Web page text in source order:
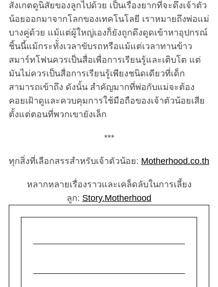
สังเกตดูนิสัยของลูกไปด้วย เป็นเรื่องยากที่จะดึงเจ้าตัว
น้อยออกมาจากโลกของเทคโนโลยี เราหมายถึงพ่อแม่
บางคู่ด้วย แม้แต่ผู้ใหญ่เองก็ยังถูกดึงดูดเข้าหาอุปกรณ์
ชิ้นนี้แม้กระทัั่งเวลาขับรถหรือแม้แต่เวลาทานข้าว
สมาร์ทโฟนควรเป็นสื่อเพื่อการเรียนรู้และเติบโต แต่
มันไม่ควรเป็นสื่อการเรียนรู้เพียงชนิดเดียวที่เด็ก
สามารถเข้าถึง ดังนั้น สำคัญมากที่พ่อกับแม่จะต้อง
คอยเฝ้าดูและควบคุมการใช้มือถือของเจ้าตัวน้อยเสีย
ตั้งแต่ตอนที่พวกเขายังเล็ก
***
ทุกสิ่งที่เลือกสรรสำหรับเจ้าตัวน้อย: Motherhood.co.th
หลากหลายเรื่องราวและเคล็ดลับในการเลี้ยง
ลูก: Story.Motherhood